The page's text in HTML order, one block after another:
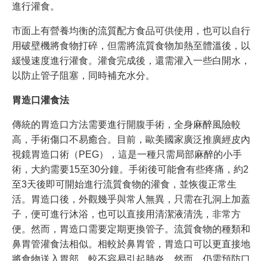
進行灌食。
市面上有營養均衡的流質配方食品可供使用，也可以自行
用破壁機將食物打碎，但需將流質食物加熱至體溫後，以
緩慢速度進行灌食。灌食完成後，還需灌入一些白開水，
以防止管子阻塞，同時補充水分。
胃造口灌食法
傳統的胃造口方法需要進行開腹手術，全身麻醉風險較
高，手術傷口不易癒合。目前，歐美國家廣泛推廣經皮內
視鏡胃造口術（PEG），這是一種只需局部麻醉的小手
術，大約需要15至30分鐘。手術後可能會有些疼痛，約2
至3天後即可開始進行流質食物的灌食，並恢復正常生
活。胃造口後，外觀幾乎與常人無異，只需在孔洞上加蓋
子，便可進行沐浴，也可以直接用清潔液清洗，非常方
便。然而，胃造口需要定期更換管子。流質食物的種類和
鼻胃管灌食法相似。相較於鼻胃管，胃造口可以更直接地
將食物送入胃部，較不容易引起肺炎。然而，仍需預防口